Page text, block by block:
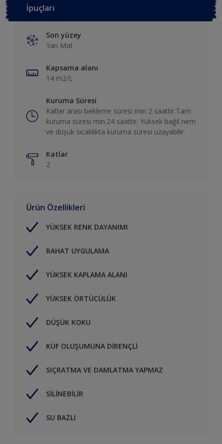
İpuçları
Son yüzey
Yarı Mat
Kapsama alanı
14 m2/L
Kuruma Süresi
Katlar arası bekleme süresi min 2 saattir.Tam
kuruma süresi min.24 saattir. Yüksek bağıl nem
ve düşük sıcaklıkta kuruma süresi uzayabilir.
Katlar
2
Ürün Özellikleri
YÜKSEK RENK DAYANIMI
RAHAT UYGULAMA
YÜKSEK KAPLAMA ALANI
YÜKSEK ÖRTÜCÜLÜK
DÜŞÜK KOKU
KÜF OLUŞUMUNA DİRENÇLİ
SIÇRATMA VE DAMLATMA YAPMAZ
SİLİNEBİLİR
SU BAZLI